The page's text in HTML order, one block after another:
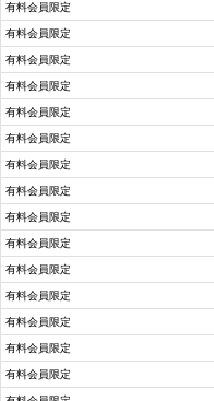
有料会員限定
有料会員限定
有料会員限定
有料会員限定
有料会員限定
有料会員限定
有料会員限定
有料会員限定
有料会員限定
有料会員限定
有料会員限定
有料会員限定
有料会員限定
有料会員限定
有料会員限定